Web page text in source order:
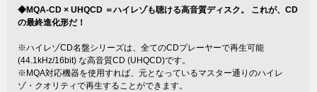
◆MQA-CD × UHQCD ＝ハイレゾも聴ける高音質ディスク。 これが、CD
の最終進化形だ！
※ハイレゾCD名盤シリーズは、全てのCDプレーヤーで再生可能
(44.1kHz/16bit) な高音質CD (UHQCD)です。
※MQA対応機器を使用すれば、元となっているマスター通りのハイレ
ゾ・クオリティで再生することができます。